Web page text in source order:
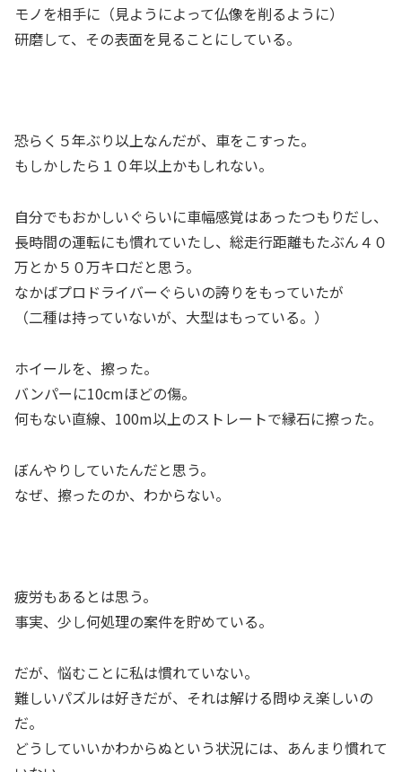
モノを相手に（見ようによって仏像を削るように）
研磨して、その表面を見ることにしている。
恐らく５年ぶり以上なんだが、車をこすった。
もしかしたら１０年以上かもしれない。
自分でもおかしいぐらいに車幅感覚はあったつもりだし、
長時間の運転にも慣れていたし、総走行距離もたぶん４０
万とか５０万キロだと思う。
なかばプロドライバーぐらいの誇りをもっていたが
（二種は持っていないが、大型はもっている。）
ホイールを、擦った。
バンパーに10cmほどの傷。
何もない直線、100m以上のストレートで縁石に擦った。
ぼんやりしていたんだと思う。
なぜ、擦ったのか、わからない。
疲労もあるとは思う。
事実、少し何処理の案件を貯めている。
だが、悩むことに私は慣れていない。
難しいパズルは好きだが、それは解ける問ゆえ楽しいの
だ。
どうしていいかわからぬという状況には、あんまり慣れて